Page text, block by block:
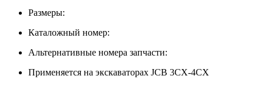
Размеры:
Каталожный номер:
Альтернативные номера запчасти:
Применяется на экскаваторах JCB 3CX-4CX